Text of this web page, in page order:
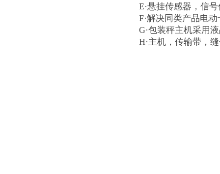
E·悬挂传感器，信
F·解决同类产品电
G·包装秤主机采用
H·主机，传输带，